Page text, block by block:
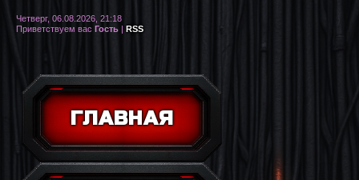
ГЛАВНАЯ
Четверг, 06.08.2026, 21:18
Приветствуем вас Гость | RSS